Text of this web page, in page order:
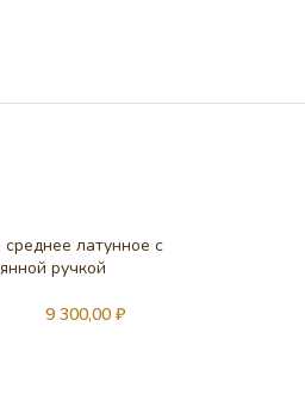
латунное с
ручкой
9 300,00₽